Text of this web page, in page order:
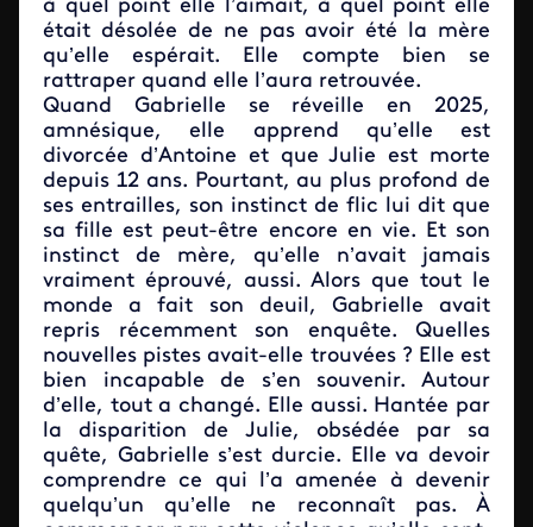
à quel point elle l’aimait, à quel point elle
était désolée de ne pas avoir été la mère
qu’elle espérait. Elle compte bien se
rattraper quand elle l’aura retrouvée.
Quand Gabrielle se réveille en 2025,
amnésique, elle apprend qu’elle est
divorcée d’Antoine et que Julie est morte
depuis 12 ans. Pourtant, au plus profond de
ses entrailles, son instinct de flic lui dit que
sa fille est peut-être encore en vie. Et son
instinct de mère, qu’elle n’avait jamais
vraiment éprouvé, aussi. Alors que tout le
monde a fait son deuil, Gabrielle avait
repris récemment son enquête. Quelles
nouvelles pistes avait-elle trouvées ? Elle est
bien incapable de s’en souvenir. Autour
d’elle, tout a changé. Elle aussi. Hantée par
la disparition de Julie, obsédée par sa
quête, Gabrielle s’est durcie. Elle va devoir
comprendre ce qui l’a amenée à devenir
quelqu’un qu’elle ne reconnaît pas. À